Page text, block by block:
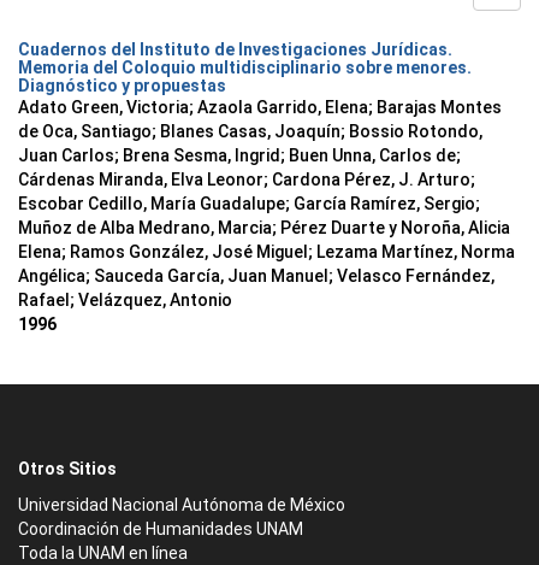
Cuadernos del Instituto de Investigaciones Jurídicas.
Memoria del Coloquio multidisciplinario sobre menores.
Diagnóstico y propuestas
Adato Green, Victoria; Azaola Garrido, Elena; Barajas Montes
de Oca, Santiago; Blanes Casas, Joaquín; Bossio Rotondo,
Juan Carlos; Brena Sesma, Ingrid; Buen Unna, Carlos de;
Cárdenas Miranda, Elva Leonor; Cardona Pérez, J. Arturo;
Escobar Cedillo, María Guadalupe; García Ramírez, Sergio;
Muñoz de Alba Medrano, Marcia; Pérez Duarte y Noroña, Alicia
Elena; Ramos González, José Miguel; Lezama Martínez, Norma
Angélica; Sauceda García, Juan Manuel; Velasco Fernández,
Rafael; Velázquez, Antonio
1996
Otros Sitios
Universidad Nacional Autónoma de México
Coordinación de Humanidades UNAM
Toda la UNAM en línea